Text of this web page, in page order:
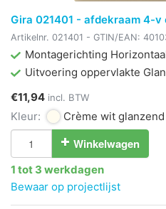
Gira 021401 - afdekraam 4-v
Artikelnr. 021401 - GTIN/EAN:
Montagerichting
Uitvoering oppervlakte
€11,94 incl. BTW
Kleur: Crème wit glanzend
Winkelwagen
1 tot 3 werkdagen
Bewaar op projectlijst